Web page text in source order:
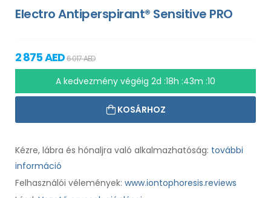
Electro Antiperspirant® Sensitive PRO
2 875 AED6 017 AED
A kedvezmény végéig 2d :18h :43m :09
KOSÁRHOZ
Kézre, lábra és hónaljra való alkalmazhatóság: további
információ
Felhasználói vélemények: www.iontophoresis.reviews